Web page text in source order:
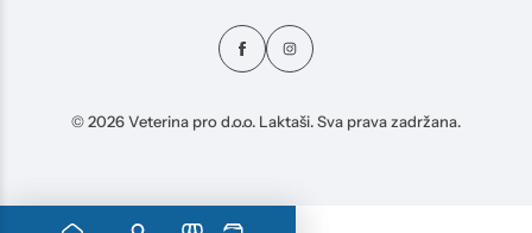
© 2026 Veterina pro d.o.o. Laktaši. Sva prava zadržana.